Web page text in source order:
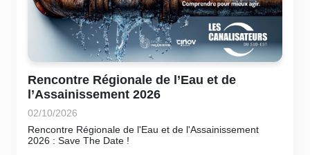
Rencontre Régionale de l’Eau et de
l’Assainissement 2026
02/10/2026
Rencontre Régionale de l'Eau et de l'Assainissement
2026 : Save The Date !